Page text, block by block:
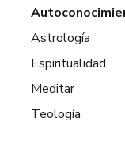
Astrología
Espiritualidad
Meditar
Teología